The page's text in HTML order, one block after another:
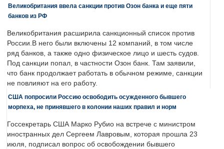
Великобритания ввела санкции против Озон банка и еще пяти
банков из РФ
Великобритания расширила санкционный список против
России.В него были включены 12 компаний, в том числе
ряд банков, а также одно физическое лицо и шесть судов.
Под санкции попал, в частности Озон банк. Там заявили,
что банк продолжает работать в обычном режиме, санкции
не повлияют на его работу.
США попросили Россию освободить осужденного бывшего
морпеха, не принявшего в колонии наших правил и норм
Госсекретарь США Марко Рубио на встрече с министром
иностранных дел Сергеем Лавровым, которая прошла 23
июля, подписал вопрос об освобождении бывшего